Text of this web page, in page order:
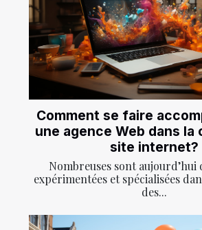
Comment se faire
une agence Web dans la
site internet?
Nombreuses sont aujourd’hui
expérimentées et spécialisées
des...